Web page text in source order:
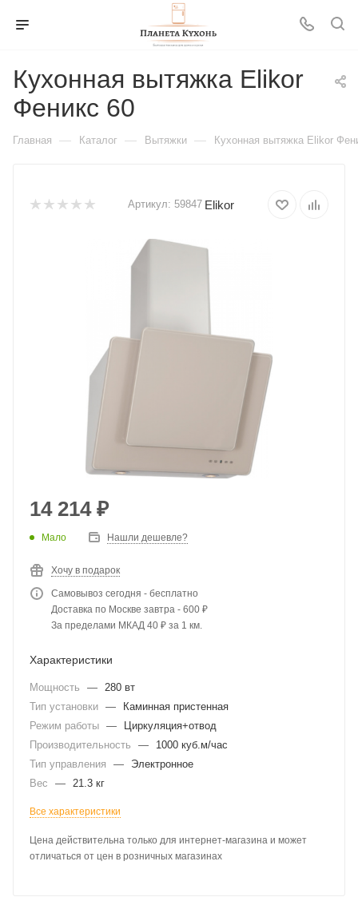
Кухонная вытяжка Elikor
Феникс 60
Главная — Каталог — Вытяжки — Кухонная вытяжка Elikor
Артикул: 59847 Elikor
14 214₽
Мало Нашли дешевле?
Хочу в подарок
Самовывоз сегодня - бесплатно
Доставка по Москве завтра - 600 ₽
За пределами МКАД 40 ₽ за 1 км.
Характеристики
Мощность — 280 вт
Тип установки —
Каминная пристенная
Режим работы —
Циркуляция+отвод
Производительность
—
1000 куб.м/час
Тип управления
—
Электронное
Вес
— 21.3 кг
Все характеристики
Цена действительна только для интернет-магазина и может
отличаться от цен в розничных магазинах